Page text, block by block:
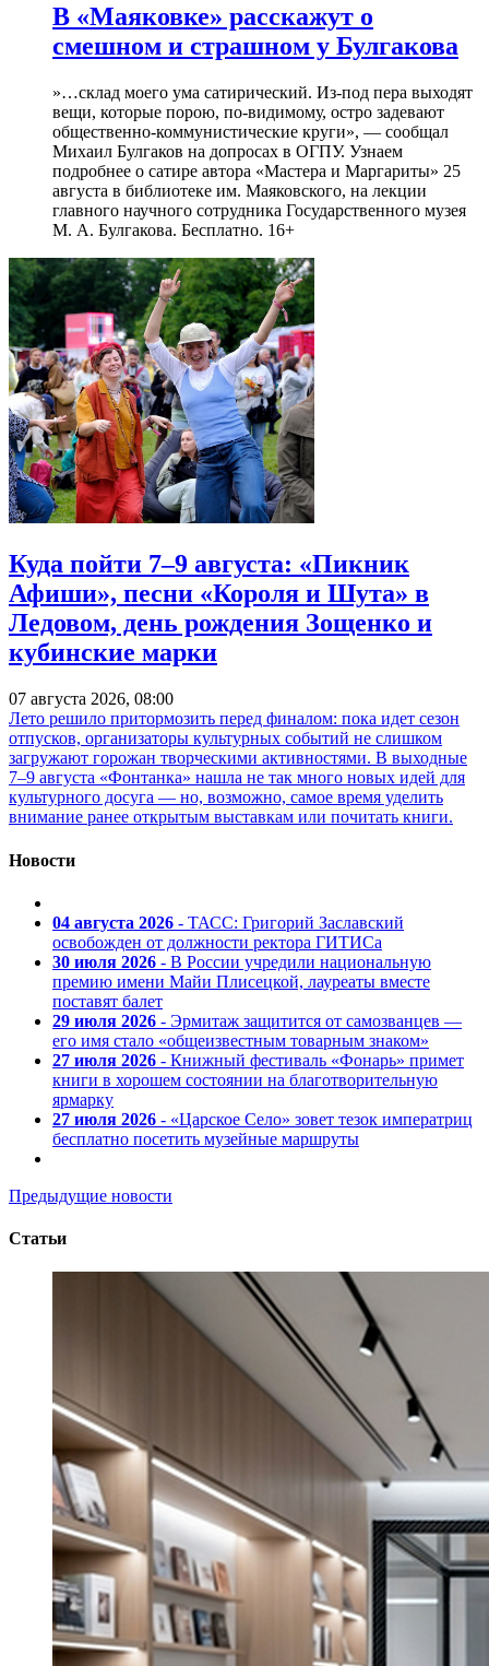
В «Маяковке» расскажут о
смешном и страшном у Булгакова
»…склад моего ума сатирический. Из-под пера выходят
вещи, которые порою, по-видимому, остро задевают
общественно-коммунистические круги», — сообщал
Михаил Булгаков на допросах в ОГПУ. Узнаем
подробнее о сатире автора «Мастера и Маргариты» 25
августа в библиотеке им. Маяковского, на лекции
главного научного сотрудника Государственного музея
М. А. Булгакова. Бесплатно. 16+
Куда пойти 7–9 августа: «Пикник
Афиши», песни «Короля и Шута» в
Ледовом, день рождения Зощенко и
кубинские марки
07 августа 2026, 08:00
Лето решило притормозить перед финалом: пока идет сезон
отпусков, организаторы культурных событий не слишком
загружают горожан творческими активностями. В выходные
7–9 августа «Фонтанка» нашла не так много новых идей для
культурного досуга — но, возможно, самое время уделить
внимание ранее открытым выставкам или почитать книги.
Новости
04 августа 2026 - ТАСС: Григорий Заславский
освобожден от должности ректора ГИТИСа
30 июля 2026 - В России учредили национальную
премию имени Майи Плисецкой, лауреаты вместе
поставят балет
29 июля 2026 - Эрмитаж защитится от самозванцев —
его имя стало «общеизвестным товарным знаком»
27 июля 2026 - Книжный фестиваль «Фонарь» примет
книги в хорошем состоянии на благотворительную
ярмарку
27 июля 2026 - «Царское Село» зовет тезок императриц
бесплатно посетить музейные маршруты
Предыдущие новости
Статьи